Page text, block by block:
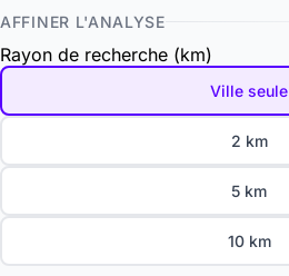
AFFINER L'ANALYSE
Rayon de recherche (km)
Ville seule
2 km
5 km
10 km